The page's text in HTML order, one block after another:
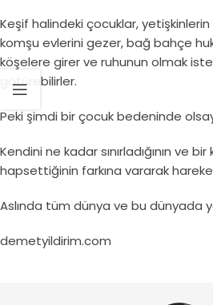
Keşif halindeki çocuklar,
komşu evlerini gezer, bağ bahçe
köşelere girer ve ruhunun olmak
götürebilirler.
Peki şimdi bir çocuk bedeninde
Kendini ne kadar sınırladığının ve
hapsettiğinin farkına vararak
Aslında tüm dünya ve bu dünyada
demetyildirim.com